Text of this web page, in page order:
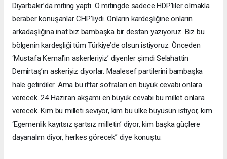
Diyarbakır’da miting yaptı. O mitingde sadece HDP’liler olmakla
beraber konuşanlar CHP’liydi. Onların kardeşliğine onların
arkadaşlığına inat biz bambaşka bir destan yazıyoruz. Biz bu
bölgenin kardeşliği tüm Türkiye’de olsun istiyoruz. Önceden
‘Mustafa Kemal’in askerleriyiz’ diyenler şimdi Selahattin
Demirtaş’ın askeriyiz diyorlar. Maalesef partilerini bambaşka
hale getirdiler. Ama bu iftar sofraları en büyük cevabı onlara
verecek. 24 Haziran akşamı en büyük cevabı bu millet onlara
verecek. Kim bu milleti seviyor, kim bu ülke büyüsün istiyor, kim
‘Egemenlik kayıtsız şartsız milletin’ diyor, kim başka güçlere
dayanalım diyor, herkes görecek” diye konuştu.